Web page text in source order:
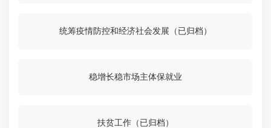
统筹疫情防控和经济社会发展（已归档）
稳增长稳市场主体保就业
扶贫工作（已归档）